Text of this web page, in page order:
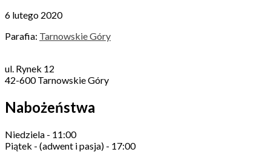
6 lutego 2020
Parafia: Tarnowskie Góry
ul. Rynek 12
42-600 Tarnowskie Góry
Nabożeństwa
Niedziela - 11:00
Piątek - (adwent i pasja) - 17:00